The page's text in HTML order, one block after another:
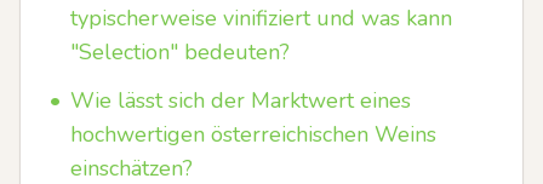
typischerweise vinifiziert und was kann
"Selection" bedeuten?
• Wie lässt sich der Marktwert eines
hochwertigen österreichischen Weins
einschätzen?